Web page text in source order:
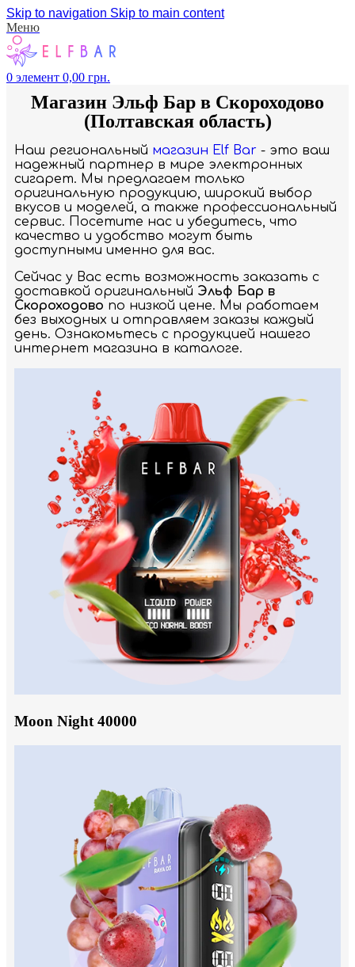
Skip to navigation Skip to main content
Меню
0 элемент 0,00 грн.
Магазин Эльф Бар в Скороходово
(Полтавская область)
Наш региональный магазин Elf Bar - это ваш
надежный партнер в мире электронных
сигарет. Мы предлагаем только
оригинальную продукцию, широкий выбор
вкусов и моделей, а также профессиональный
сервис. Посетите нас и убедитесь, что
качество и удобство могут быть
доступными именно для вас.
Сейчас у Вас есть возможность заказать с
доставкой оригинальный Эльф Бар в
Скороходово по низкой цене. Мы работаем
без выходных и отправляем заказы каждый
день. Ознакомьтесь с продукцией нашего
интернет магазина в каталоге.
Moon Night 40000